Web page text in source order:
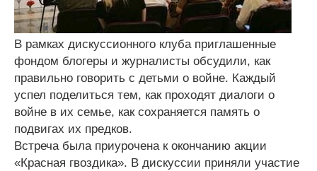
В рамках дискуссионного клуба приглашенные
фондом блогеры и журналисты обсудили, как
правильно говорить с детьми о войне. Каждый
успел поделиться тем, как проходят диалоги о
войне в их семье, как сохраняется память о
подвигах их предков.
Встреча была приурочена к окончанию акции
«Красная гвоздика». В дискуссии приняли участие